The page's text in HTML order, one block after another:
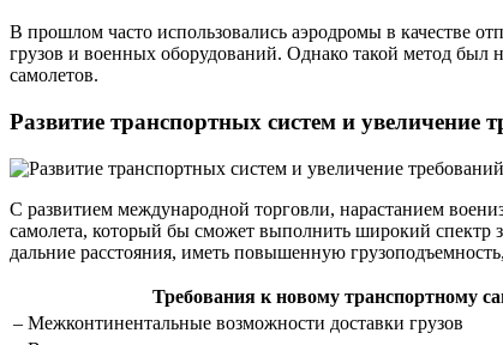
В прошлом часто использовались аэродромы в качестве
грузов и военных оборудований. Однако такой метод
самолетов.
Развитие транспортных систем и увеличение
С развитием международной торговли, нарастанием
самолета, который бы сможет выполнить широкий спектр
дальние расстояния, иметь повышенную
Требования к новому транспортному
– Межконтинентальные возможности доставки грузов